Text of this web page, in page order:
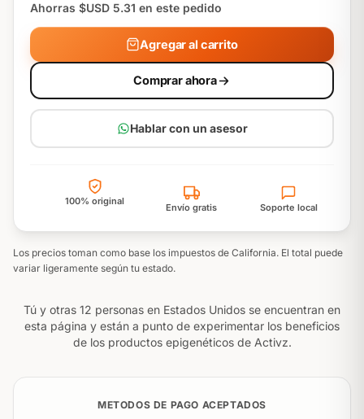
Ahorras $USD 5.31 en este pedido
Agregar al carrito
Comprar ahora
Hablar con un asesor
100% original
Envío gratis Soporte local
Los precios toman como base los impuestos de California. El total puede
variar ligeramente según tu estado.
Tú y otras 12 personas en Estados Unidos se encuentran en
esta página y están a punto de experimentar los beneficios
de los productos epigenéticos de Activz.
METODOS DE PAGO ACEPTADOS